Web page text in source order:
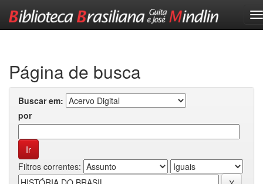
Página de busca
Buscar em:
por
Filtros correntes: